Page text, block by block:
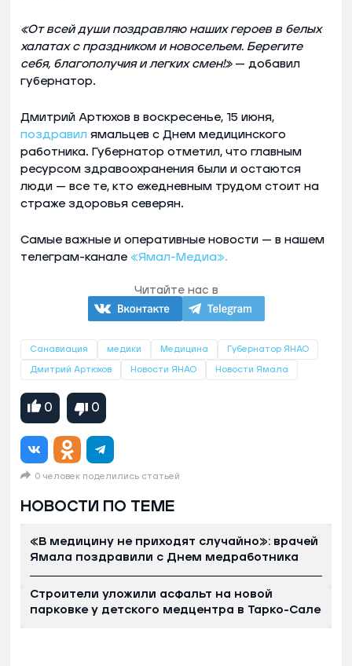
«От всей души поздравляю наших героев в белых
халатах с праздником и новосельем. Берегите
себя, благополучия и легких смен!»— добавил
губернатор.
Дмитрий Артюхов в воскресенье, 15 июня,
поздравил ямальцев с Днем медицинского
работника. Губернатор отметил, что главным
ресурсом здравоохранения были и остаются
люди — все те, кто ежедневным трудом стоит на
страже здоровья северян.
Самые важные и оперативные новости — в нашем
телеграм-канале «Ямал-Медиа».
Читайте нас в
Санавиация медики Медицина Губернатор ЯНАО
Дмитрий Артюхов Новости ЯНАО Новости Ямала
0 0
0 человек поделились статьей
НОВОСТИ ПО ТЕМЕ
«В медицину не приходят случайно»: врачей
Ямала поздравили с Днем медработника
Строители уложили асфальт на новой
парковке у детского медцентра в Тарко-Сале